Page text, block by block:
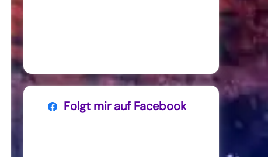
Folgt mir auf Facebook